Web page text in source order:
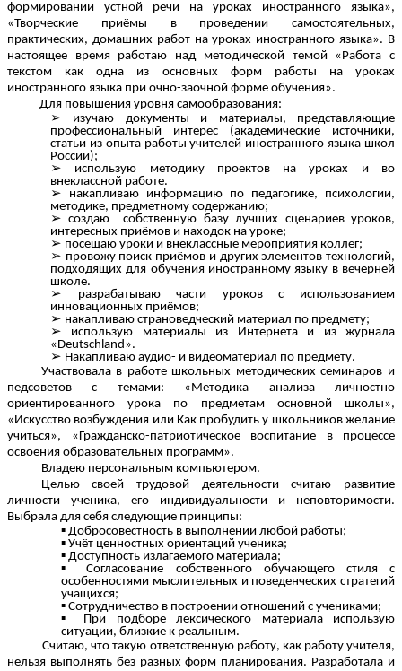
формировании устной речи на уроках иностранного языка»,
«Творческие приёмы в проведении самостоятельных,
практических, домашних работ на уроках иностранного языка». В
настоящее время работаю над методической темой «Работа с
текстом как одна из основных форм работы на уроках
иностранного языка при очно-заочной форме обучения».
Для повышения уровня самообразования:
изучаю документы и материалы, представляющие
профессиональный интерес (академические источники,
статьи из опыта работы учителей иностранного языка школ
России);
использую методику проектов на уроках и во
внеклассной работе.
накапливаю информацию по педагогике, психологии,
методике, предметному содержанию;
создаю собственную базу лучших сценариев уроков,
интересных приёмов и находок на уроке;
посещаю уроки и внеклассные мероприятия коллег;
провожу поиск приёмов и других элементов технологий,
подходящих для обучения иностранному языку в вечерней
школе.
разрабатываю части уроков с использованием
инновационных приёмов;
накапливаю страноведческий материал по предмету;
использую материалы из Интернета и из журнала
«Deutschland».
Накапливаю аудио- и видеоматериал по предмету.
Участвовала в работе школьных методических семинаров и
педсоветов с темами: «Методика анализа личностно
ориентированного урока по предметам основной школы»,
«Искусство возбуждения или Как пробудить у школьников желание
учиться», «Гражданско-патриотическое воспитание в процессе
освоения образовательных программ».
Владею персональным компьютером.
Целью своей трудовой деятельности считаю развитие
личности ученика, его индивидуальности и неповторимости.
Выбрала для себя следующие принципы:
Добросовестность в выполнении любой работы;
Учёт ценностных ориентаций ученика;
Доступность излагаемого материала;
Согласование собственного обучающего стиля с
особенностями мыслительных и поведенческих стратегий
учащихся;
Сотрудничество в построении отношений с учениками;
При подборе лексического материала использую
ситуации, близкие к реальным.
Считаю, что такую ответственную работу, как работу учителя,
нельзя выполнять без разных форм планирования. Разработала и